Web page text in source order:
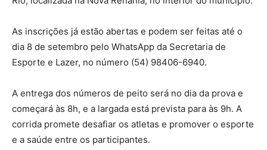
As inscrições já estão abertas e podem ser feitas até o
dia 8 de setembro pelo WhatsApp da Secretaria de
Esporte e Lazer, no número (54) 98406-6940.
A entrega dos números de peito será no dia da prova e
começará às 8h, e a largada está prevista para às 9h. A
corrida promete desafiar os atletas e promover o esporte
e a saúde entre os participantes.